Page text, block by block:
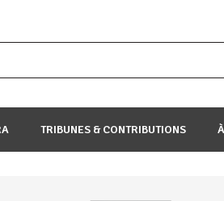
.Wewe uri ngaha
TRIBUNES & CONTRIBUTIONS